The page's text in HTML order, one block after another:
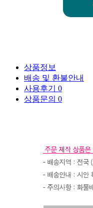
상품정보
배송 및 환불안내
사용후기 0
상품문의 0